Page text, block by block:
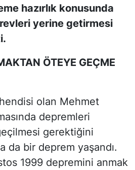
hazırlık konusunda
yerine getirmesi
ÖTEYE GEÇME
olan Mehmet
depremleri
gerektiğini
da bir deprem yaşandı.
1999 depremini anmak